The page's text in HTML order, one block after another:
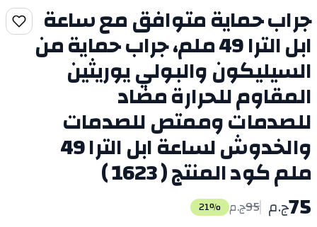
جراب حماية متوافق مع ساعة
ابل الترا 49 ملم، جراب حماية من
السيليكون والبولي يوريثين
المقاوم للحرارة مضاد
للصدمات وممتص للصدمات
والخدوش لساعة ابل الترا 49
ملم كود المنتج ( 1623 )
75ج.م 95ج.م 21%